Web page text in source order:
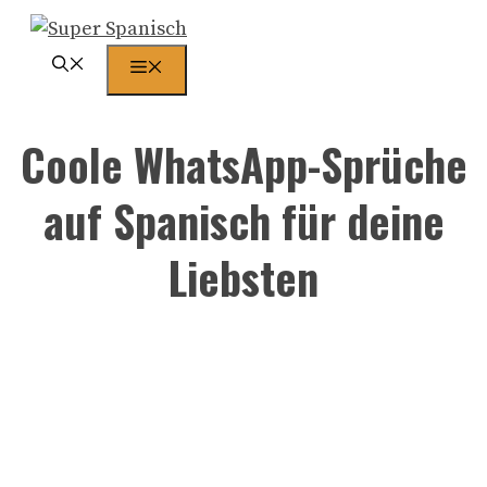
Zum
Inhalt
Coole WhatsApp-Sprüche
auf Spanisch für deine
Liebsten